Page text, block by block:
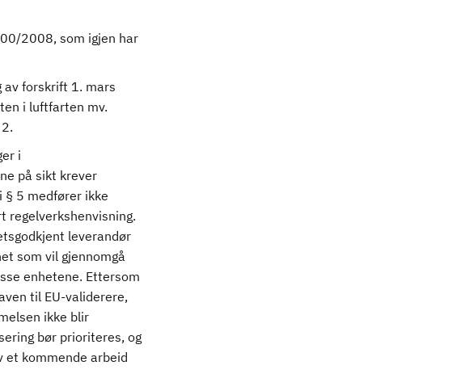
2008, som igjen har
av forskrift 1. mars
i luftfarten mv.
i
på sikt krever
§ 5 medfører ikke
regelverkshenvisning.
leverandør
som vil gjennomgå
enhetene. Ettersom
til EU-validerere,
ikke blir
bør prioriteres, og
et kommende arbeid